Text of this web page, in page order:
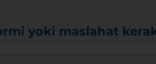
yoki maslahat